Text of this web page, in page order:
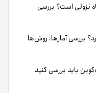
نزولی است؟ بررسی
بررسی آمارها، روش‌ها